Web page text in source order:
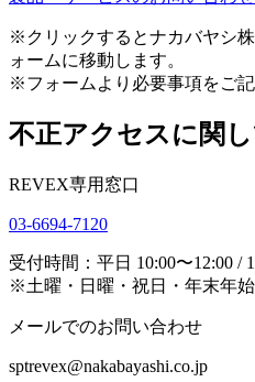
※クリックするとナカバヤシ
ォームに移動します。
※フォームより必要事項をご記
不正アクセスに関
REVEX専用窓口
03-6694-7120
受付時間：平日 10:00〜12:00 /
※土曜・日曜・祝日・年末年始
メールでのお問い合わせ
sptrevex@nakabayashi.co.jp